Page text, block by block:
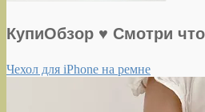
КупиОбзор ♥ Смотри
Чехол для iPhone на ремне